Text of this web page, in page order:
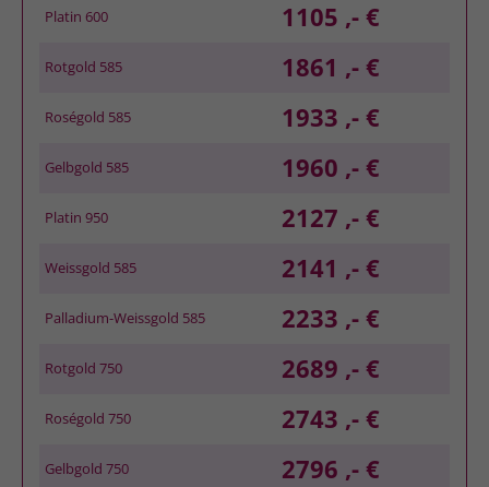
Platin 600 1105 ,- €
Rotgold 585 1861 ,- €
Roségold 585 1933 ,- €
Gelbgold 585 1960 ,- €
Platin 950 2127 ,- €
Weissgold 585 2141 ,- €
Palladium-Weissgold 585 2233 ,- €
Rotgold 750 2689 ,- €
Roségold 750 2743 ,- €
Gelbgold 750 2796 ,- €